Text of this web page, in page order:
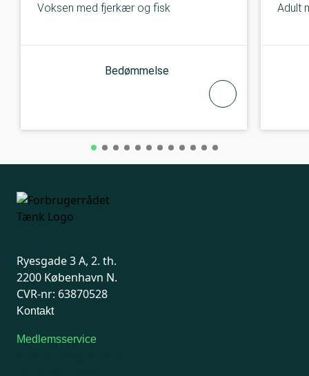
Voksen med fjerkær og fisk
Bedømmelse
Adult
Ryesgade 3 A, 2. th.
2200 København N.
CVR-nr: 63870528
Kontakt
Medlemsservice